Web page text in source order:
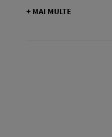
+ MAI MULTE